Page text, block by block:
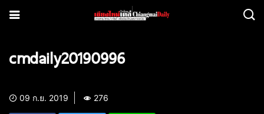
cmdaily20190996
09 ก.ย. 2019 276